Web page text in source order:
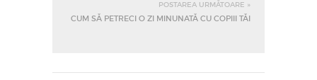
POSTAREA URMĂTOARE »
CUM SĂ PETRECI O ZI MINUNATĂ CU COPIII TĂI